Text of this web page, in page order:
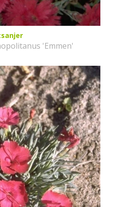
'Emmen'